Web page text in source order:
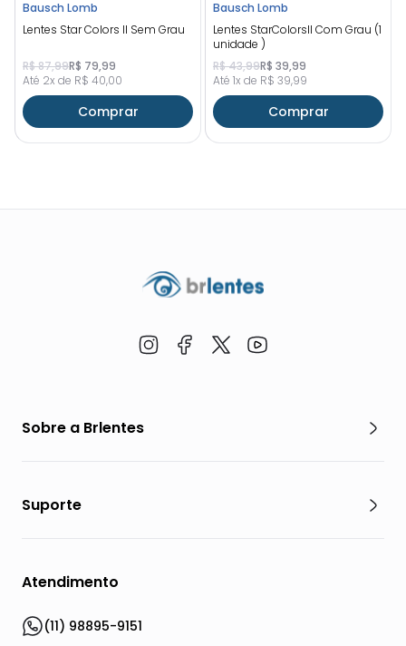
Bausch Lomb
Lentes Star Colors ll Sem Grau
R$ 87,99R$ 79,99
Até 2x de R$ 40,00
Comprar
Bausch Lomb
Lentes StarColorsll Com Grau (1
unidade )
R$ 43,99R$ 39,99
Até 1x de R$ 39,99
Comprar
Sobre a Brlentes
Suporte
Atendimento
(11) 98895-9151